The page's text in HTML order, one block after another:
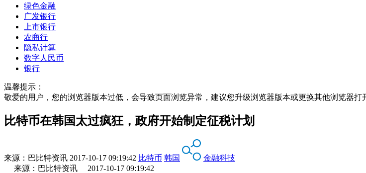
绿色金融
广发银行
上市银行
农商行
隐私计算
数字人民币
银行
温馨提示：
敬爱的用户，您的浏览器版本过低，会导致页面浏览异常，建议您升级浏览器版本或更换其他浏览器打
比特币在韩国太过疯狂，政府开始制定征税计划
来源： 巴比特资讯 2017-10-17 09:19:42 比特币 韩国
金融科技
来源：巴比特资讯 2017-10-17 09:19:42